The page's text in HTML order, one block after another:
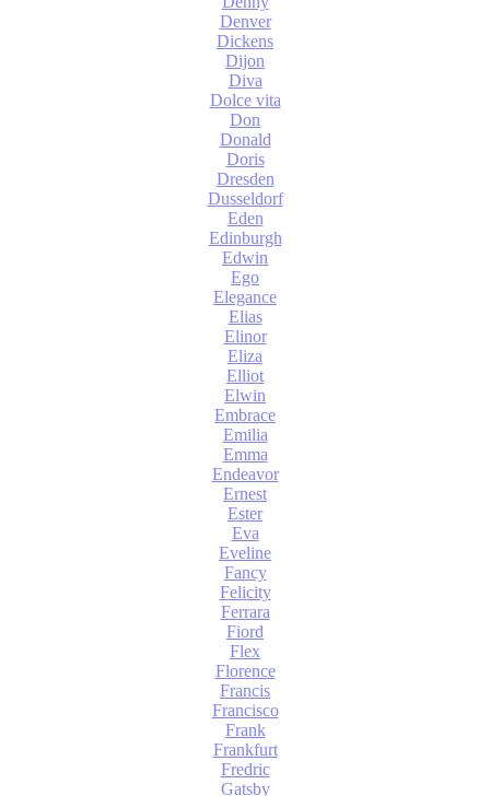
Denver
Dickens
Dijon
Diva
Dolce vita
Don
Donald
Doris
Dresden
Dusseldorf
Eden
Edinburgh
Edwin
Ego
Elegance
Elias
Elinor
Eliza
Elliot
Elwin
Embrace
Emilia
Emma
Endeavor
Ernest
Ester
Eva
Eveline
Fancy
Felicity
Ferrara
Fiord
Flex
Florence
Francis
Francisco
Frank
Frankfurt
Fredric
Gatsby